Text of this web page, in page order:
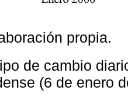
propia.
de cambio
(6 de enero